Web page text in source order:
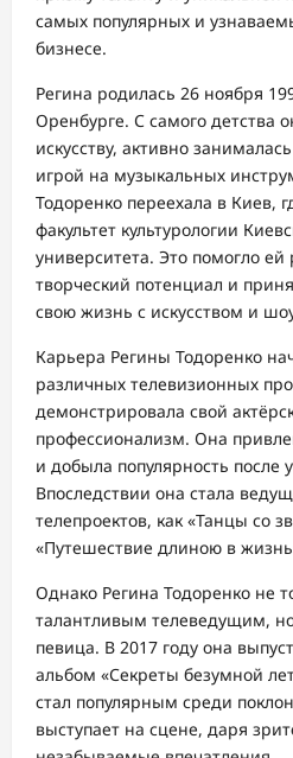
самых популярных и
бизнесе.
Регина родилась 26 ноября
Оренбурге. С самого детства
искусству, активно
игрой на музыкальных
Тодоренко переехала в Киев,
факультет культурологии
университета. Это помогло ей
творческий потенциал и
свою жизнь с искусством и
Карьера Регины Тодоренко
различных телевизионных
демонстрировала свой
профессионализм. Она
и добыла популярность после
Впоследствии она стала
телепроектов, как «Танцы со
«Путешествие длиною в
Однако Регина Тодоренко не
талантливым телеведущим,
певица. В 2017 году она
альбом «Секреты безумной
стал популярным среди
выступает на сцене, даря